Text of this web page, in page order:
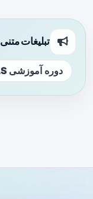
تبلیغات متنی
دوره آموزشی ATLS